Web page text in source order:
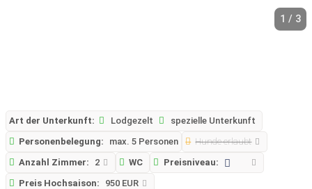
1 / 3
Art der Unterkunft: Lodgezelt
spezielle Unterkunft
Personenbelegung:
max. 5 Personen
Hunde erlaubt
Anzahl Zimmer:
2 WC
Preisniveau:
Preis Hochsaison:
950 EUR